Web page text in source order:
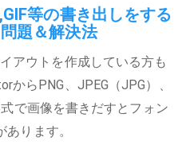
等の書き出しをする
題＆解決法
アウトを作成している方も
らPNG、JPEG（JPG）、
で画像を書きだすとフォン
ります。